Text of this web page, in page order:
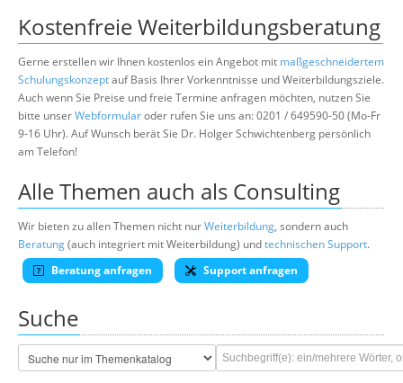
Kostenfreie Weiterbildungsberatung
Gerne erstellen wir Ihnen kostenlos ein Angebot mit maßgeschneidertem
Schulungskonzeptauf Basis Ihrer Vorkenntnisse und Weiterbildungsziele.
Auch wenn Sie Preise und freie Termine anfragen möchten, nutzen Sie
bitte unserWebformularoder rufen Sie uns an: 0201 / 649590-50 (Mo-Fr
9-16 Uhr). Auf Wunsch berät Sie Dr. Holger Schwichtenberg persönlich
am Telefon!
Alle Themen auch als Consulting
Wir bieten zu allen Themen nicht nurWeiterbildung, sondern auch
Beratung(auch integriert mit Weiterbildung) undtechnischen Support.
Beratung anfragen
Support anfragen
Suche